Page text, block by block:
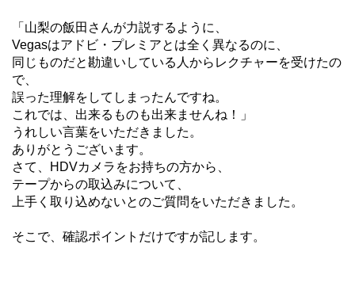
「山梨の飯田さんが力説するように、
Vegasはアドビ・プレミアとは全く異なるのに、
同じものだと勘違いしている人からレクチャーを受けたの
で、
誤った理解をしてしまったんですね。
これでは、出来るものも出来ませんね！」
うれしい言葉をいただきました。
ありがとうございます。
さて、HDVカメラをお持ちの方から、
テープからの取込みについて、
上手く取り込めないとのご質問をいただきました。
そこで、確認ポイントだけですが記します。